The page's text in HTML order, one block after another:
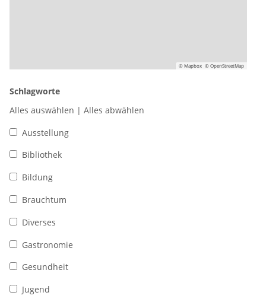
© Mapbox © OpenStreetMap
Schlagworte
Alles auswählen | Alles abwählen
Ausstellung
Bibliothek
Bildung
Brauchtum
Diverses
Gastronomie
Gesundheit
Jugend